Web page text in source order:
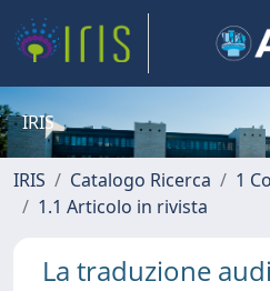
IRIS
IRIS Catalogo Ricerca
1
1.1 Articolo in rivista
La traduzione